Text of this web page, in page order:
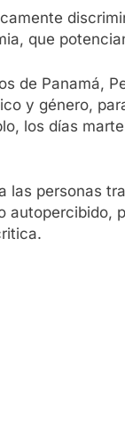
que
de Panamá,
y género,
los días
las personas
autopercibido,